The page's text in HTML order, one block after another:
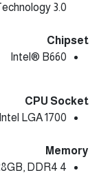
3.0
Chipset
Intel® B660
CPU Socket
Intel LGA 1700
Memory
DDR4